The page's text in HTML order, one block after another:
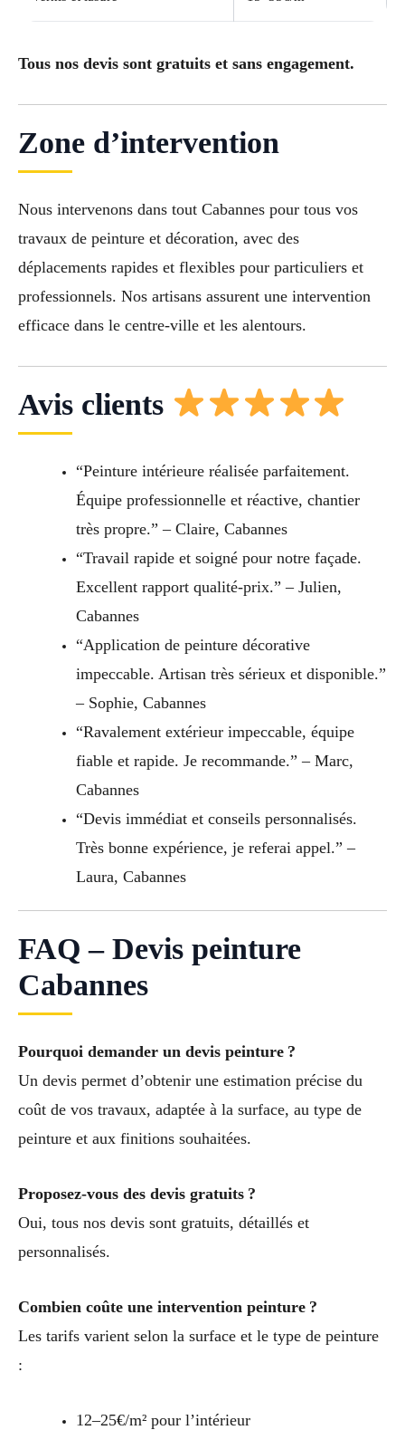
Tous nos devis sont gratuits et sans engagement.
Zone d’intervention
Nous intervenons dans tout Cabannes pour tous vos
travaux de peinture et décoration, avec des
déplacements rapides et flexibles pour particuliers et
professionnels. Nos artisans assurent une intervention
efficace dans le centre-ville et les alentours.
Avis clients
“Peinture intérieure réalisée parfaitement.
Équipe professionnelle et réactive, chantier
très propre.” – Claire, Cabannes
“Travail rapide et soigné pour notre façade.
Excellent rapport qualité-prix.” – Julien,
Cabannes
“Application de peinture décorative
impeccable. Artisan très sérieux et disponible.”
– Sophie, Cabannes
“Ravalement extérieur impeccable, équipe
fiable et rapide. Je recommande.” – Marc,
Cabannes
“Devis immédiat et conseils personnalisés.
Très bonne expérience, je referai appel.” –
Laura, Cabannes
FAQ – Devis peinture
Cabannes
Pourquoi demander un devis peinture ?
Un devis permet d’obtenir une estimation précise du
coût de vos travaux, adaptée à la surface, au type de
peinture et aux finitions souhaitées.
Proposez-vous des devis gratuits ?
Oui, tous nos devis sont gratuits, détaillés et
personnalisés.
Combien coûte une intervention peinture ?
Les tarifs varient selon la surface et le type de peinture
:
12–25€/m² pour l’intérieur